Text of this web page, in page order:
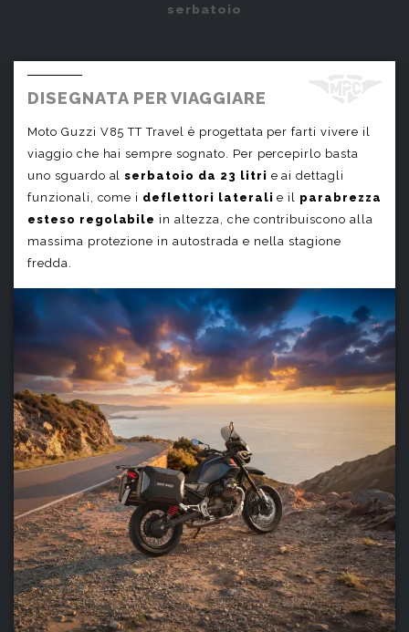
serbatoio
DISEGNATA PER VIAGGIARE
Moto Guzzi V85 TT Travel è progettata per farti vivere il
viaggio che hai sempre sognato. Per percepirlo basta
uno sguardo alserbatoio da 23 litri e ai dettagli
funzionali, come i deflettori lateralie il parabrezza
esteso regolabile in altezza, che contribuiscono alla
massima protezione in autostrada e nella stagione
fredda.